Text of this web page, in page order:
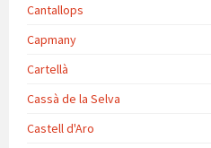
Cantallops
Capmany
Cartellà
Cassà de la Selva
Castell d'Aro